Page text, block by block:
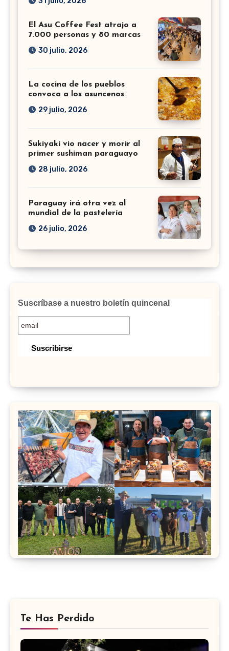
El Asu Coffee Fest atrajo a
7.000 personas y 80 marcas
30 julio, 2026
La cocina de los pueblos
convoca a los asuncenos
29 julio, 2026
Sukiyaki vio nacer y morir al
primer sushiman paraguayo
28 julio, 2026
Paraguay irá otra vez al
mundial de la pastelería
26 julio, 2026
Suscríbase a nuestro boletín quincenal
Te Has Perdido